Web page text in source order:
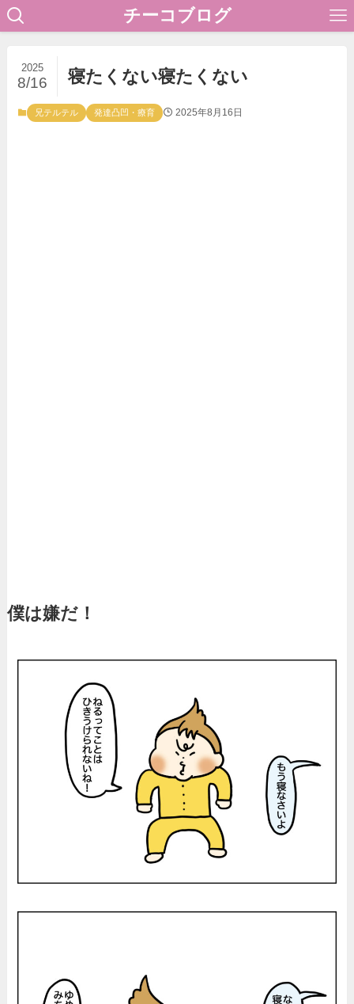
チーコブログ
寝たくない寝たくない
2025
8/16
兄テルテル 発達凸凹・療育 2025年8月16日
僕は嫌だ！